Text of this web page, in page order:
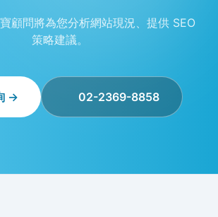
顧問將為您分析網站現況、提供 SEO
策略建議。
→ 02-2369-8858